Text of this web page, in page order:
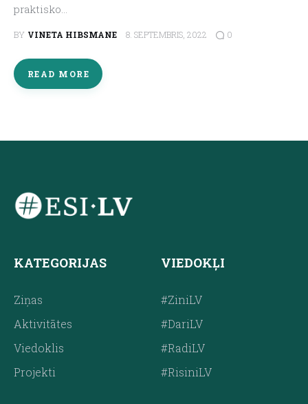
praktisko…
BY VINETA HIBSMANE 8. SEPTEMBRIS, 2022 0
READ MORE
KATEGORIJAS
Ziņas
Aktivitātes
Viedoklis
Projekti
VIEDOKĻI
#ZiniLV
#DariLV
#RadiLV
#RisiniLV